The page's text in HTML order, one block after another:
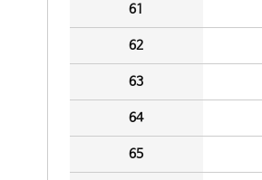
61
62
63
64
65